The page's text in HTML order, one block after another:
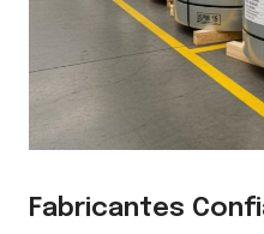
Fabricantes